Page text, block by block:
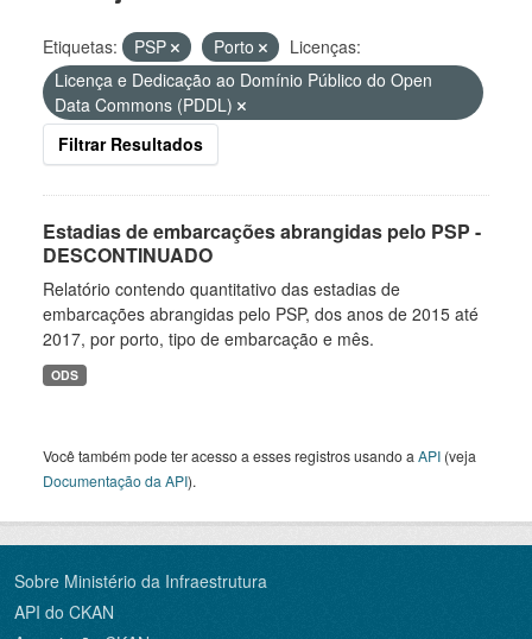
Etiquetas: PSP Porto
Licenças:
Licença e Dedicação ao Domínio Público do Open
Data Commons (PDDL)
Filtrar Resultados
Estadias de embarcações abrangidas pelo PSP -
DESCONTINUADO
Relatório contendo quantitativo das estadias de
embarcações abrangidas pelo PSP, dos anos de 2015 até
2017, por porto, tipo de embarcação e mês.
ODS
Você também pode ter acesso a esses registros usando a API (veja
Documentação da API).
Sobre Ministério da Infraestrutura
API do CKAN